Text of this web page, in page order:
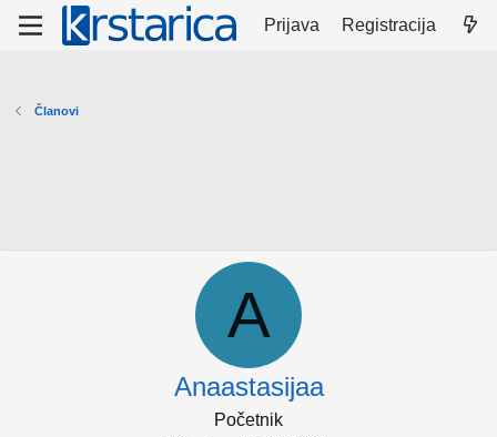
Prijava Registracija
Članovi
A
Anaastasijaa
Početnik